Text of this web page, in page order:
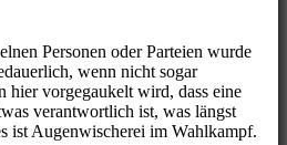
Personen oder Parteien wurde
wenn nicht sogar
hier vorgegaukelt wird, dass eine
verantwortlich ist, was längst
ist Augenwischerei im Wahlkampf.